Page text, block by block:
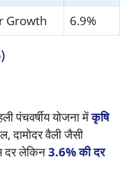
Growth 6.9%
पंचवर्षीय योजना मेंकृषि
दामोदर वैली जैसी
दर लेकिन3.6% की दर